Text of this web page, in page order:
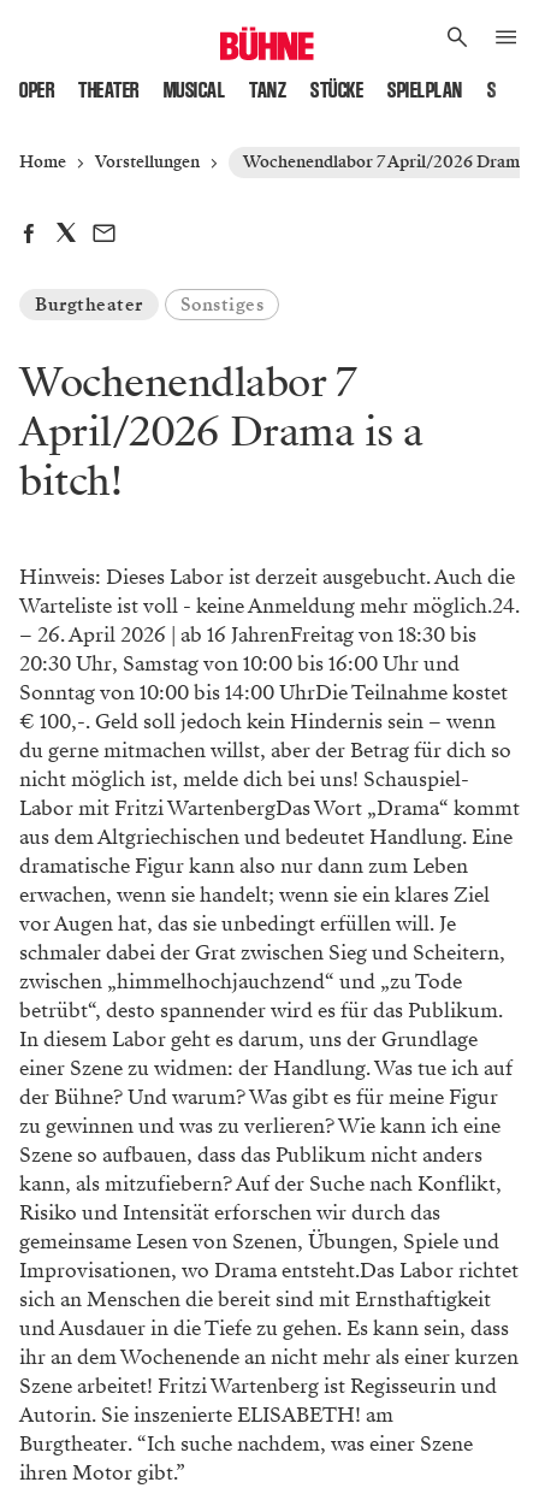
OPER THEATER MUSICAL TANZ STÜCKE SPIELPLAN
Home Vorstellungen Wochenendlabor 7 April/2026 Drama
Burgtheater Sonstiges
Wochenendlabor 7
April/2026 Drama is a
bitch!
Hinweis: Dieses Labor ist derzeit ausgebucht. Auch die
Warteliste ist voll - keine Anmeldung mehr möglich.24.
– 26. April 2026 | ab 16 JahrenFreitag von 18:30 bis
20:30 Uhr, Samstag von 10:00 bis 16:00 Uhr und
Sonntag von 10:00 bis 14:00 UhrDie Teilnahme kostet
€ 100,-. Geld soll jedoch kein Hindernis sein – wenn
du gerne mitmachen willst, aber der Betrag für dich so
nicht möglich ist, melde dich bei uns! Schauspiel-
Labor mit Fritzi WartenbergDas Wort „Drama“ kommt
aus dem Altgriechischen und bedeutet Handlung. Eine
dramatische Figur kann also nur dann zum Leben
erwachen, wenn sie handelt; wenn sie ein klares Ziel
vor Augen hat, das sie unbedingt erfüllen will. Je
schmaler dabei der Grat zwischen Sieg und Scheitern,
zwischen „himmelhochjauchzend“ und „zu Tode
betrübt“, desto spannender wird es für das Publikum.
In diesem Labor geht es darum, uns der Grundlage
einer Szene zu widmen: der Handlung. Was tue ich auf
der Bühne? Und warum? Was gibt es für meine Figur
zu gewinnen und was zu verlieren? Wie kann ich eine
Szene so aufbauen, dass das Publikum nicht anders
kann, als mitzufiebern? Auf der Suche nach Konflikt,
Risiko und Intensität erforschen wir durch das
gemeinsame Lesen von Szenen, Übungen, Spiele und
Improvisationen, wo Drama entsteht.Das Labor richtet
sich an Menschen die bereit sind mit Ernsthaftigkeit
und Ausdauer in die Tiefe zu gehen. Es kann sein, dass
ihr an dem Wochenende an nicht mehr als einer kurzen
Szene arbeitet! Fritzi Wartenberg ist Regisseurin und
Autorin. Sie inszenierte ELISABETH! am
Burgtheater. “Ich suche nachdem, was einer Szene
ihren Motor gibt.”